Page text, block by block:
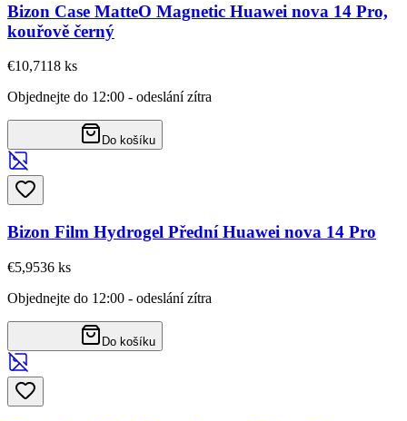
Bizon Case MatteO Magnetic Huawei nova 14 Pro,
kouřově černý
€10,7118 ks
Objednejte do 12:00 - odeslání zítra
Do košíku
Bizon Film Hydrogel Přední Huawei nova 14 Pro
€5,9536 ks
Objednejte do 12:00 - odeslání zítra
Do košíku